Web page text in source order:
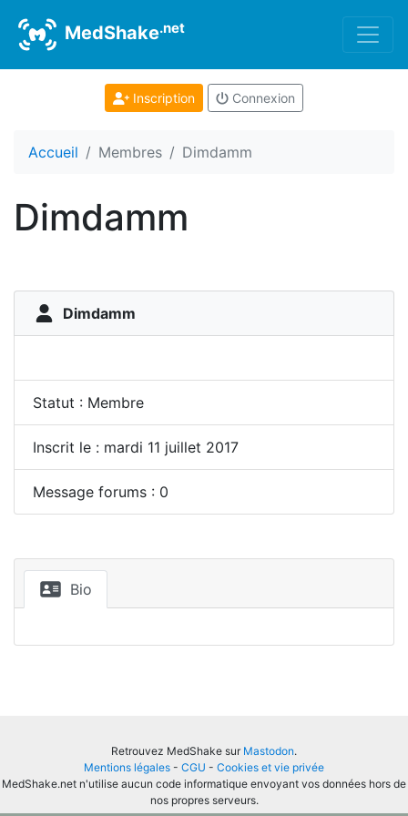
MedShake.net
Inscription Connexion
Accueil Membres Dimdamm
Dimdamm
Dimdamm
Statut : Membre
Inscrit le : mardi 11 juillet 2017
Message forums : 0
Bio
Retrouvez MedShake sur Mastodon.
Mentions légales - CGU - Cookies et vie privée
MedShake.net n'utilise aucun code informatique envoyant vos données hors de
nos propres serveurs.